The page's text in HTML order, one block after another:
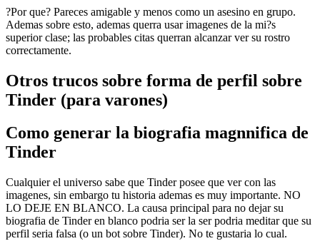
?Por que? Pareces amigable y menos como un asesino en grupo.
Ademas sobre esto, ademas querra usar imagenes de la mi?s
superior clase; las probables citas querran alcanzar ver su rostro
correctamente.
Otros trucos sobre forma de perfil sobre
Tinder (para varones)
Como generar la biografia magnnifica de
Tinder
Cualquier el universo sabe que Tinder posee que ver con las
imagenes, sin embargo tu historia ademas es muy importante. NO
LO DEJE EN BLANCO. La causa principal para no dejar su
biografia de Tinder en blanco podri­a ser la ser podria meditar que su
perfil seri­a falsa (o un bot sobre Tinder). No te gustaria lo cual.